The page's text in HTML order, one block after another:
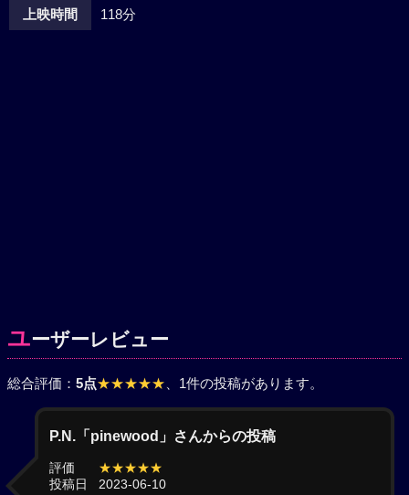
上映時間 118分
ユーザーレビュー
総合評価： 5点★★★★★ 、1件の投稿があります。
P.N.「pinewood」さんからの投稿
評価
★★★★★
投稿日
2023-06-10